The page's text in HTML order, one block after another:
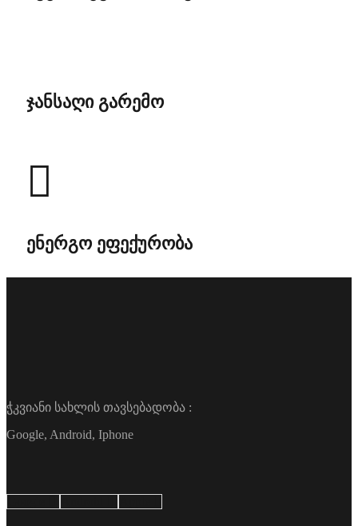
ჯანსაღი გარემო
ენერგო ეფექურობა
ჭკვიანი სახლის თავსებადობა :
Google, Android, Iphone